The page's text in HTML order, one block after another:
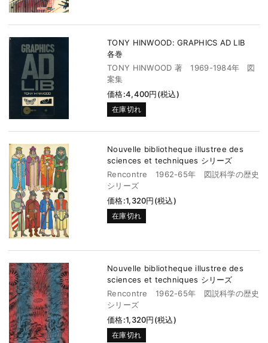
TONY HINWOOD: GRAPHICS AD LIB
各巻
TONY HINWOOD 著 1969-1984年 図
案集
価格:4,400円(税込)
在庫切れ
Nouvelle bibliotheque illustree des
sciences et techniques シリーズ
Rencontre 1962-65年 図説科学の歴史
シリーズ
価格:1,320円(税込)
在庫切れ
Nouvelle bibliotheque illustree des
sciences et techniques シリーズ
Rencontre 1962-65年 図説科学の歴史
シリーズ
価格:1,320円(税込)
在庫切れ